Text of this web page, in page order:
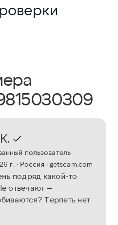
пользователь
г.· Россия · getscam.com
подряд какой-то
отвечают —
Терпеть нет